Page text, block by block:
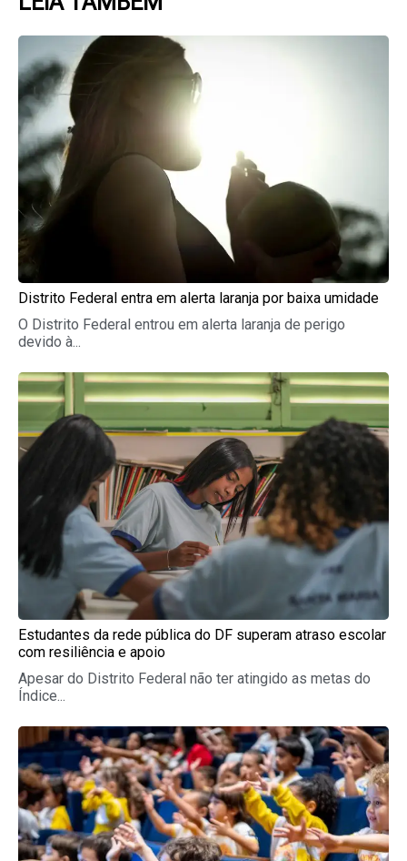
Distrito Federal entra em alerta laranja por baixa umidade
O Distrito Federal entrou em alerta laranja de perigo
devido à...
Estudantes da rede pública do DF superam atraso escolar
com resiliência e apoio
Apesar do Distrito Federal não ter atingido as metas do
Índice...
PagePage